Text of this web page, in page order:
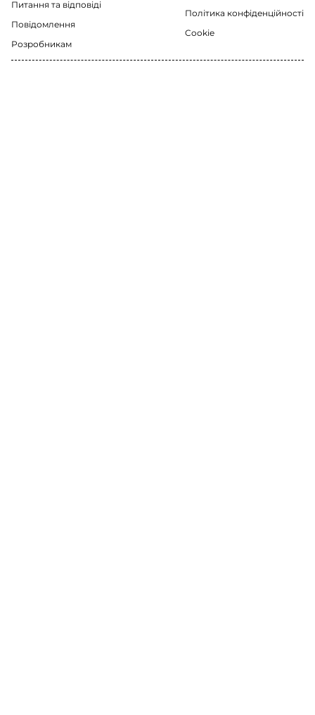
Питання та відповіді
Повідомлення
Розробникам
Політика конфіденційності
Cookie